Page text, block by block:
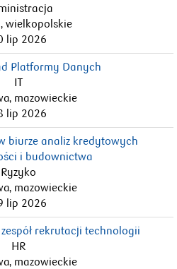
wielkopolskie
lip 2026
Platformy Danych
IT
mazowieckie
lip 2026
biurze analiz kredytowych
i budownictwa
Ryzyko
mazowieckie
lip 2026
rekrutacji technologii
HR
mazowieckie